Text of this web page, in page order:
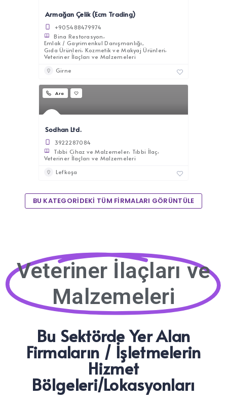
Armağan Çelik (Ecm Trading)
+905488479974
Bina Restorasyon
Emlak / Gayrimenkul Danışmanlığı
Gıda Ürünleri Kozmetik ve Makyaj Ürünleri
Veteriner İlaçları ve Malzemeleri
Girne
Ara
Sodhan Ltd.
3922287084
Tıbbi Cihaz ve Malzemeler Tıbbi İlaç
Veteriner İlaçları ve Malzemeleri
Lefkoşa
BU KATEGORİDEKİ TÜM FİRMALARI GÖRÜNTÜLE
Veteriner İlaçları ve
Malzemeleri
Bu Sektörde Yer Alan
Firmaların / İşletmelerin
Hizmet
Bölgeleri/Lokasyonları